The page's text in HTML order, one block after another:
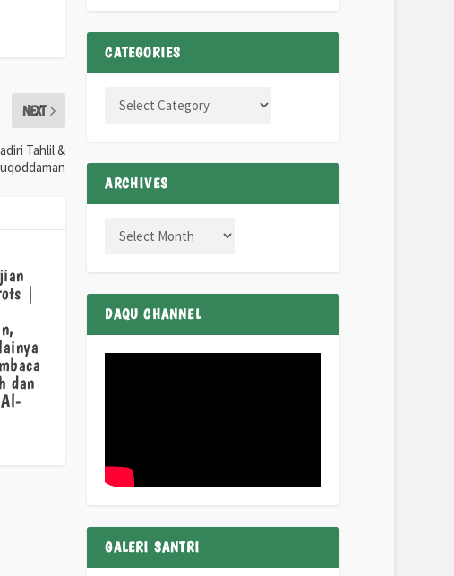
NEXT
Tahlil &
|
dan
CATEGORIES
ARCHIVES
DAQU CHANNEL
GALERI SANTRI